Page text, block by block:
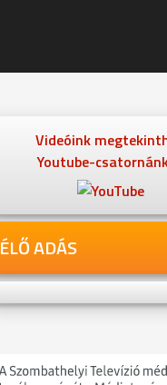
Videóink
Youtube-
ÉLŐ ADÁS